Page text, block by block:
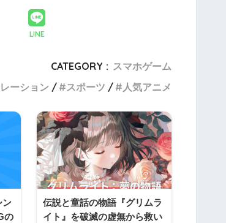
LINE
CATEGORY : スマホゲーム
ーション スポーツ 人気アニメ
ン
の
伝説と童話の物語『グリムラ
イト』を破滅の虚無から救い